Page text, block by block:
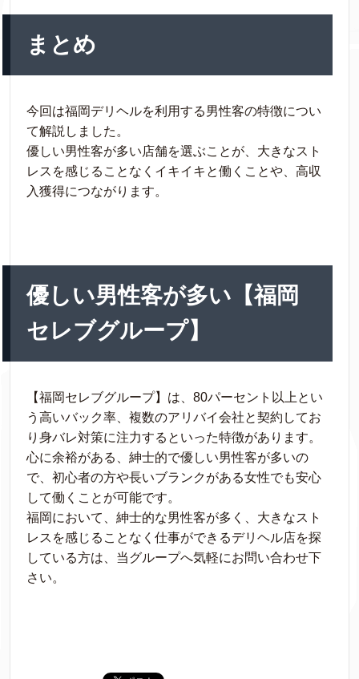
まとめ
今回は福岡デリヘルを利用する男性客の特徴につい
て解説しました。
優しい男性客が多い店舗を選ぶことが、大きなスト
レスを感じることなくイキイキと働くことや、高収
入獲得につながります。
優しい男性客が多い【福岡
セレブグループ】
【福岡セレブグループ】は、80パーセント以上とい
う高いバック率、複数のアリバイ会社と契約してお
り身バレ対策に注力するといった特徴があります。
心に余裕がある、紳士的で優しい男性客が多いの
で、初心者の方や長いブランクがある女性でも安心
して働くことが可能です。
福岡において、紳士的な男性客が多く、大きなスト
レスを感じることなく仕事ができるデリヘル店を探
している方は、当グループへ気軽にお問い合わせ下
さい。